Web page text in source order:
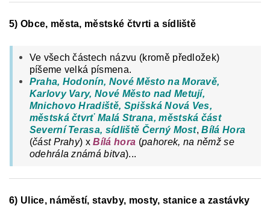
5) Obce, města, městské čtvrti a sídliště
Ve všech částech názvu (kromě předložek)
píšeme velká písmena.
Praha, Hodonín, Nové Město na Moravě,
Karlovy Vary, Nové Město nad Metují,
Mnichovo Hradiště, Spišská Nová Ves,
městská čtvrť Malá Strana, městská část
Severní Terasa, sídliště Černý Most,Bílá Hora
(část Prahy) xBílá hora (pahorek, na němž se
odehrála známá bitva)...
6) Ulice, náměstí, stavby, mosty, stanice a zastávky